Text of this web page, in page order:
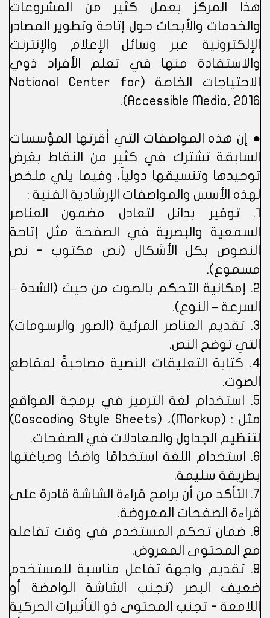
هذا المركز بعمل كثير من المشروعات
والخدمات والأبحاث حول إتاحة وتطوير المصادر
الإلكترونية عبر وسائل الإعلام والإنترنت
والاستفادة منها في تعلم الأفراد ذوي
الاحتياجات الخاصة (National Center for
Accessible Media, 2016).
● إن هذه المواصفات التي أقرتها المؤسسات
السابقة تشترك في كثير من النقاط بغرض
توحيدها وتنسيقها دولياً، وفيما يلي ملخص
لهذه الأسس والمواصفات الإرشادية الفنية :
1. توفير بدائل لتعادل مضمون العناصر
السمعية والبصرية في الصفحة مثل إتاحة
النصوص بكل الأشكال (نص مكتوب - نص
مسموع).
2. إمكانية التحكم بالصوت من حيث (الشدة –
السرعة – النوع).
3. تقديم العناصر المرئية (الصور والرسومات)
التي توضح النص.
4. كتابة التعليقات النصية مصاحبةً لمقاطع
الصوت.
5. استخدام لغة الترميز في برمجة المواقع
مثل : (Markup)، (Cascading Style Sheets)
لتنظيم الجداول والمعادلات في الصفحات.
6. استخدام اللغة استخدامًا واضحًا وصياغتها
بطريقة سليمة.
7. التأكد من أن برامج قراءة الشاشة قادرة على
قراءة الصفحات المعروضة.
8. ضمان تحكم المستخدم في وقت تفاعله
مع المحتوى المعروض.
9. تقديم واجهة تفاعل مناسبة للمستخدم
ضعيف البصر (تجنب الشاشة الوامضة أو
اللامعة - تجنب المحتوى ذو التأثيرات الحركية